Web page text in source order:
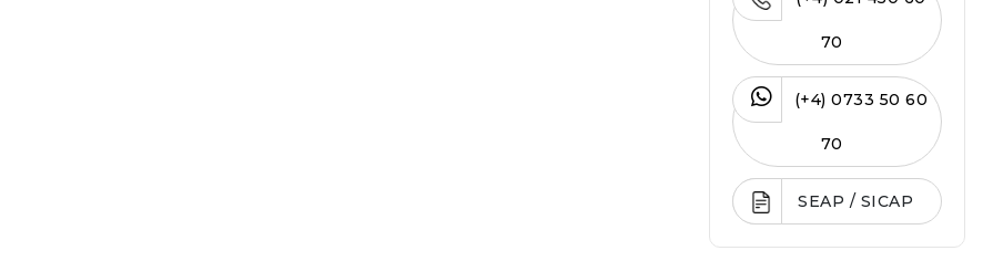
70
(+4) 0733 50 60
70
SEAP / SICAP